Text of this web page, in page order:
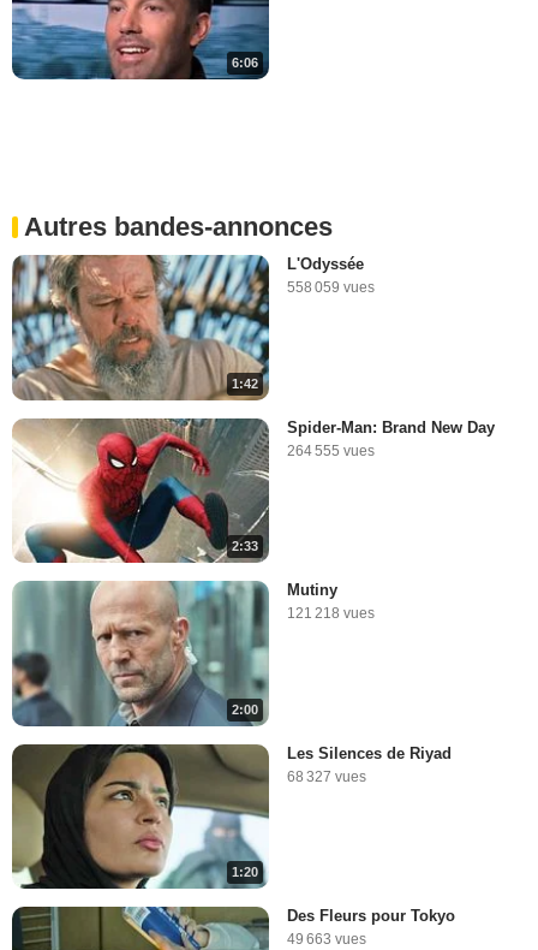
6:06
Autres bandes-annonces
1:42
L'Odyssée
558 059 vues
2:33
Spider-Man: Brand New Day
264 555 vues
2:00
Mutiny
121 218 vues
1:20
Les Silences de Riyad
68 327 vues
Des Fleurs pour Tokyo
49 663 vues